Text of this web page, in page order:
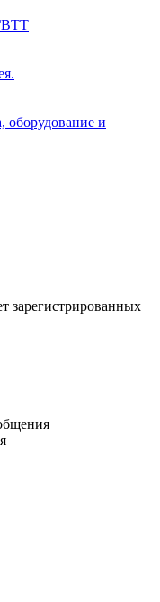
оборудование и
зарегистрированных